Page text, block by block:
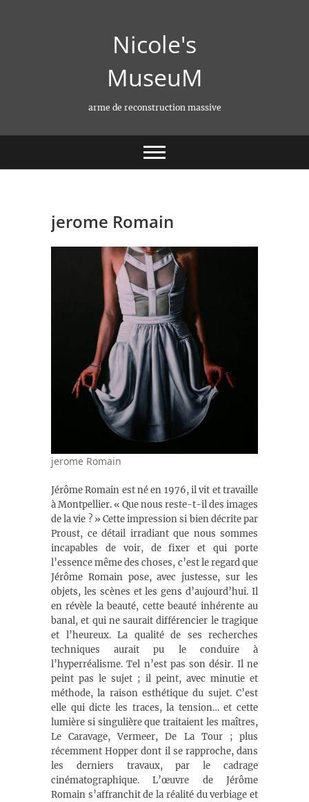
Nicole's
MuseuM
arme de reconstruction massive
jerome Romain
jerome Romain
Jérôme Romain est né en 1976, il vit et travaille
à Montpellier. « Que nous reste-t-il des images
de la vie ? » Cette impression si bien décrite par
Proust, ce détail irradiant que nous sommes
incapables de voir, de fixer et qui porte
l’essence même des choses, c’est le regard que
Jérôme Romain pose, avec justesse, sur les
objets, les scènes et les gens d’aujourd’hui. Il
en révèle la beauté, cette beauté inhérente au
banal, et qui ne saurait différencier le tragique
et l’heureux. La qualité de ses recherches
techniques aurait pu le conduire à
l’hyperréalisme. Tel n’est pas son désir. Il ne
peint pas le sujet ; il peint, avec minutie et
méthode, la raison esthétique du sujet. C’est
elle qui dicte les traces, la tension… et cette
lumière si singulière que traitaient les maîtres,
Le Caravage, Vermeer, De La Tour ; plus
récemment Hopper dont il se rapproche, dans
les derniers travaux, par le cadrage
cinématographique. L’œuvre de Jérôme
Romain s’affranchit de la réalité du verbiage et